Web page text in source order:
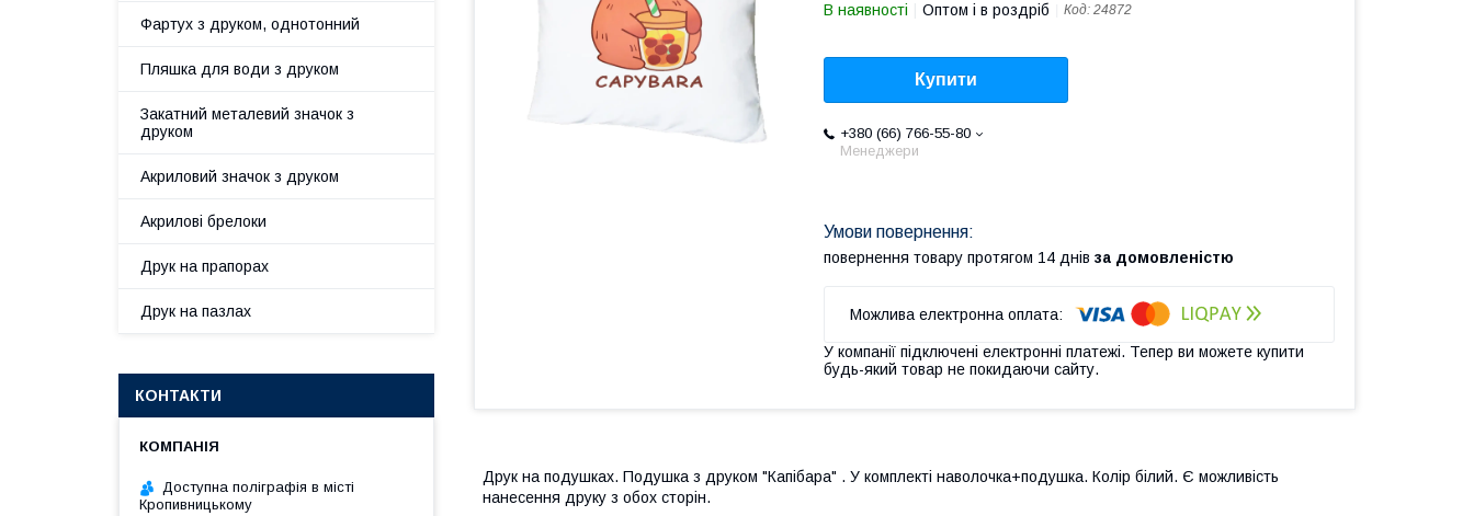
В наявності Оптом і в роздріб Код: 24872
Купити
+380 (66) 766-55-80
Менеджери
повернення товару протягом 14 днів за домовленістю
У компанії підключені електронні платежі. Тепер ви можете купити
будь-який товар не покидаючи сайту.
Друк на подушках. Подушка з друком "Капібара" . У комплекті наволочка+подушка. Колір білий. Є можливість
нанесення друку з обох сторін.
Фартух з друком, однотонний
Пляшка для води з друком
Закатний металевий значок з
друком
Акриловий значок з друком
Акрилові брелоки
Друк на прапорах
Друк на пазлах
КОНТАКТИ
Доступна поліграфія в місті
Кропивницькому